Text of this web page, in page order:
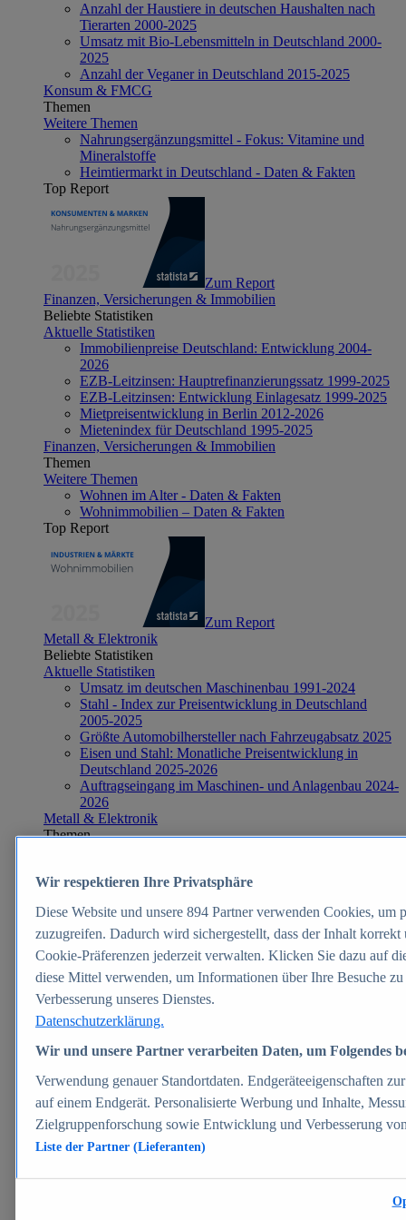
Anzahl der Haustiere in deutschen Haushalten nach
Tierarten 2000-2025
Umsatz mit Bio-Lebensmitteln in Deutschland 2000-
2025
Anzahl der Veganer in Deutschland 2015-2025
Konsum & FMCG
Themen
Weitere Themen
Nahrungsergänzungsmittel - Fokus: Vitamine und
Mineralstoffe
Heimtiermarkt in Deutschland - Daten & Fakten
Top Report
Zum Report
Finanzen, Versicherungen & Immobilien
Beliebte Statistiken
Aktuelle Statistiken
Immobilienpreise Deutschland: Entwicklung 2004-
2026
EZB-Leitzinsen: Hauptrefinanzierungssatz 1999-2025
EZB-Leitzinsen: Entwicklung Einlagesatz 1999-2025
Mietpreisentwicklung in Berlin 2012-2026
Mietenindex für Deutschland 1995-2025
Finanzen, Versicherungen & Immobilien
Themen
Weitere Themen
Wohnen im Alter - Daten & Fakten
Wohnimmobilien – Daten & Fakten
Top Report
Zum Report
Metall & Elektronik
Beliebte Statistiken
Aktuelle Statistiken
Umsatz im deutschen Maschinenbau 1991-2024
Stahl - Index zur Preisentwicklung in Deutschland
2005-2025
Größte Automobilhersteller nach Fahrzeugabsatz 2025
Eisen und Stahl: Monatliche Preisentwicklung in
Deutschland 2025-2026
Auftragseingang im Maschinen- und Anlagenbau 2024-
2026
Metall & Elektronik
Themen
Automobilindustrie weltweit - Daten & Fakten
Zum Report
E-commerce
Beliebte Statistiken
Aktuelle Statistiken
E-Commerce - Entwicklung des Umsatzes in
Deutschland 1999-2025
Umsatz von Amazon in Deutschland und weltweit
2010-2025
B2C-E-Commerce: Top-50 Online Shops in
Deutschland 2024
Marktanteile von Online-Zahlungsverfahren in
Wir respektieren Ihre Privatsphäre
Diese Website und unsere 894 Partner verwenden Cookies, um
zuzugreifen. Dadurch wird sichergestellt, dass der Inhalt
Cookie-Präferenzen jederzeit verwalten. Klicken Sie dazu auf
diese Mittel verwenden, um Informationen über Ihre Besuche
Verbesserung unseres Dienstes.
Datenschutzerklärung.
Wir und unsere Partner verarbeiten Daten, um Folgendes
Verwendung genauer Standortdaten. Endgeräteeigenschaften
auf einem Endgerät. Personalisierte Werbung und Inhalte,
Zielgruppenforschung sowie Entwicklung und Verbesserung
Liste der Partner (Lieferanten)